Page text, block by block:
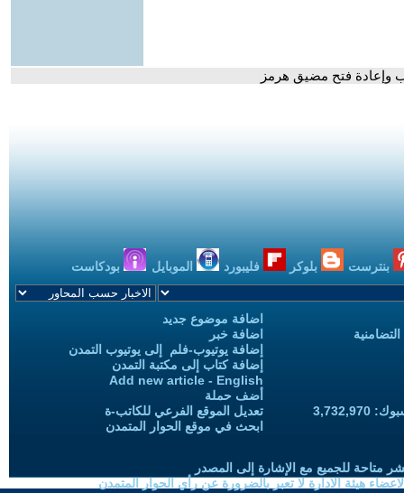
وإعادة فتح مضيق هرمز
بنترست بلوكر فليبورد الموبايل بودكاست
اضافة موضوع جديد
اضافة خبر
إضافة يوتيوب-فلم إلى يوتيوب التمدن
إضافة كتاب إلى مكتبة التمدن
Add new article - English
أضف حملة
تعديل الموقع الفرعي للكاتب-ة
ابحث في موقع الحوار المتمدن
متاحة للجميع مع الإشارة إلى المصدر
هيئة الادارة لا تعبر بالضرورة عن رأي الحوار المتمدن